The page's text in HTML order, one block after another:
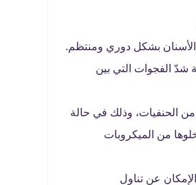
بشكل دوري ومنتظم.
شدّ الفجوات التي بين
الحنفيات، وذلك في حالة
من الميكروبات
الإمكان عن تناول